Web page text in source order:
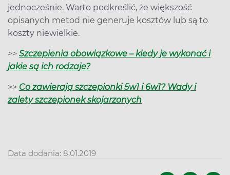
jednocześnie. Warto podkreślić, że większość
opisanych metod nie generuje kosztów lub są to
koszty niewielkie.
>> Szczepienia obowiązkowe – kiedy je wykonać i
jakie są ich rodzaje?
>> Co zawierają szczepionki 5w1 i 6w1? Wady i
zalety szczepionek skojarzonych
Data dodania: 8.01.2019